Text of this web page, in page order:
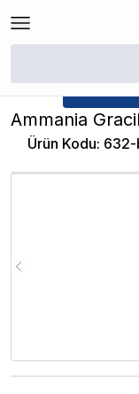
/
Ammania
Ürün Kodu: 632-